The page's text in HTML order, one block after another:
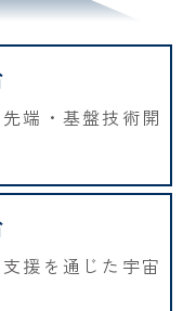
端・基盤技術開
援を通じた宇宙